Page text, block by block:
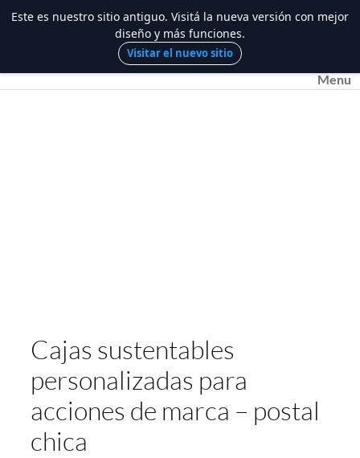
al
contenido
Menu
Cajas sustentables
personalizadas para
acciones de marca – postal
chica
Este es nuestro sitio antiguo. Visitá la nueva versión con mejor
diseño y más funciones.
Visitar el nuevo sitio